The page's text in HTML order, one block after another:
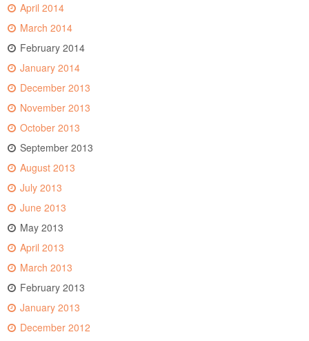
April 2014
March 2014
February 2014
January 2014
December 2013
November 2013
October 2013
September 2013
August 2013
July 2013
June 2013
May 2013
April 2013
March 2013
February 2013
January 2013
December 2012